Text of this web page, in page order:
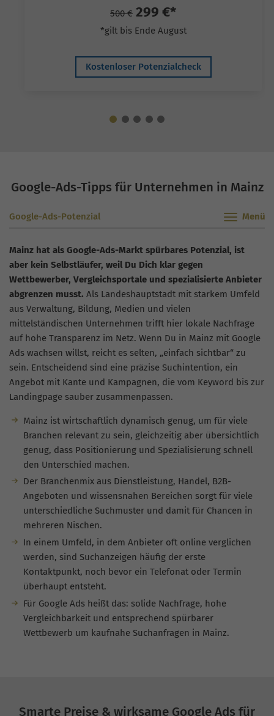
500 € 299 €*
*gilt bis Ende August
Kostenloser Potenzialcheck
Google-Ads-Tipps für Unternehmen in Mainz
Google-Ads-Potenzial
Mainz hat als Google-Ads-Markt spürbares Potenzial, ist
aber kein Selbstläufer, weil Du Dich klar gegen
Wettbewerber, Vergleichsportale und spezialisierte Anbieter
abgrenzen musst. Als Landeshauptstadt mit starkem Umfeld
aus Verwaltung, Bildung, Medien und vielen
mittelständischen Unternehmen trifft hier lokale Nachfrage
auf hohe Transparenz im Netz. Wenn Du in Mainz mit Google
Ads wachsen willst, reicht es selten, „einfach sichtbar“ zu
sein. Entscheidend sind eine präzise Suchintention, ein
Angebot mit Kante und Kampagnen, die vom Keyword bis zur
Landingpage sauber zusammenpassen.
Mainz ist wirtschaftlich dynamisch genug, um für viele
Branchen relevant zu sein, gleichzeitig aber übersichtlich
genug, dass Positionierung und Spezialisierung schnell
den Unterschied machen.
Der Branchenmix aus Dienstleistung, Handel, B2B-
Angeboten und wissensnahen Bereichen sorgt für viele
unterschiedliche Suchmuster und damit für Chancen in
mehreren Nischen.
In einem Umfeld, in dem Anbieter oft online verglichen
werden, sind Suchanzeigen häufig der erste
Kontaktpunkt, noch bevor ein Telefonat oder Termin
überhaupt entsteht.
Für Google Ads heißt das: solide Nachfrage, hohe
Vergleichbarkeit und entsprechend spürbarer
Wettbewerb um kaufnahe Suchanfragen in Mainz.
Smarte Preise & wirksame Google Ads für